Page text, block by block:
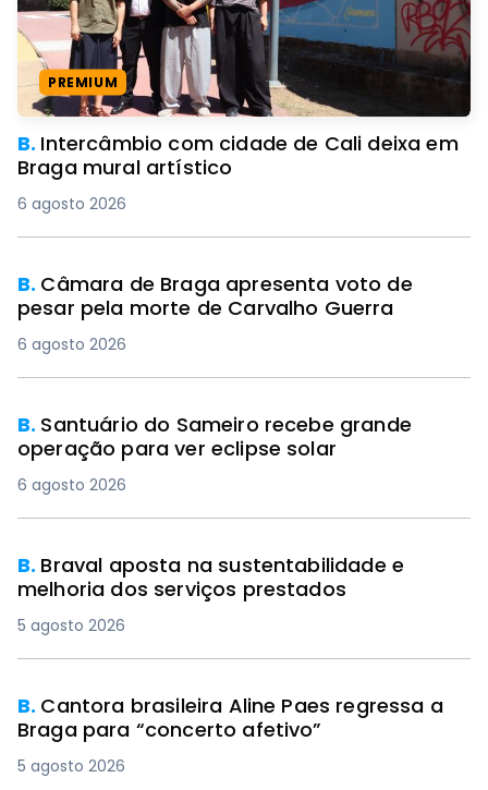
PREMIUM
B. Intercâmbio com cidade de Cali deixa em
Braga mural artístico
6 agosto 2026
B. Câmara de Braga apresenta voto de
pesar pela morte de Carvalho Guerra
6 agosto 2026
B. Santuário do Sameiro recebe grande
operação para ver eclipse solar
6 agosto 2026
B. Braval aposta na sustentabilidade e
melhoria dos serviços prestados
5 agosto 2026
B. Cantora brasileira Aline Paes regressa a
Braga para “concerto afetivo”
5 agosto 2026